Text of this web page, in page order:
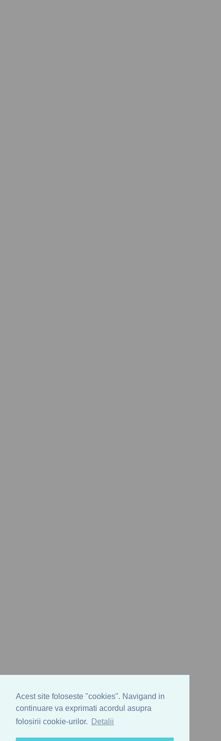
Acest site foloseste "cookies". Navigand in
continuare va exprimati acordul asupra
folosirii cookie-urilor.
Detalii